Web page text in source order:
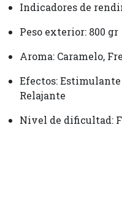
Indicadores de
Peso exterior: 800 gr
Aroma: Caramelo,
Efectos:
Relajante
Nivel de dificultad: